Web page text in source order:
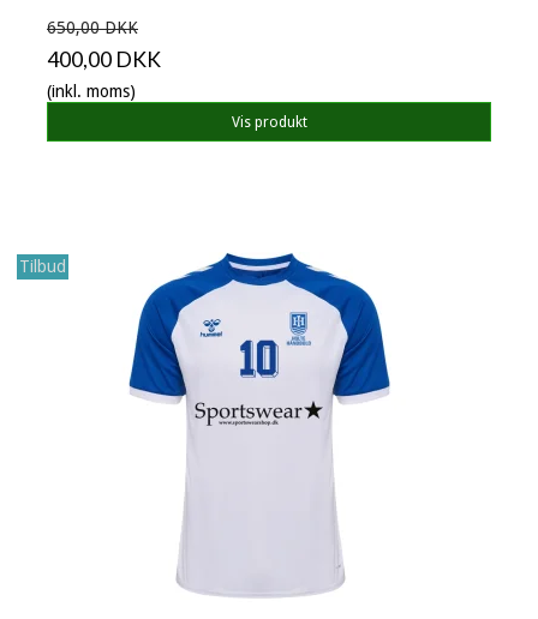
650,00 DKK
400,00 DKK
(inkl. moms)
Vis produkt
Tilbud